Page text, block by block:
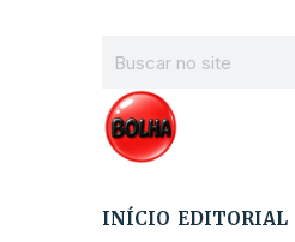
INÍCIO EDITORIAL